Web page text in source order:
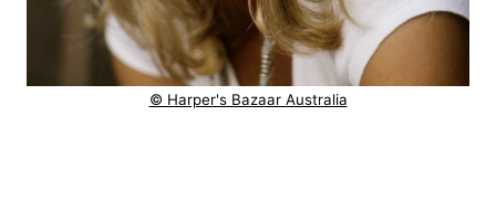
© Harper's Bazaar Australia